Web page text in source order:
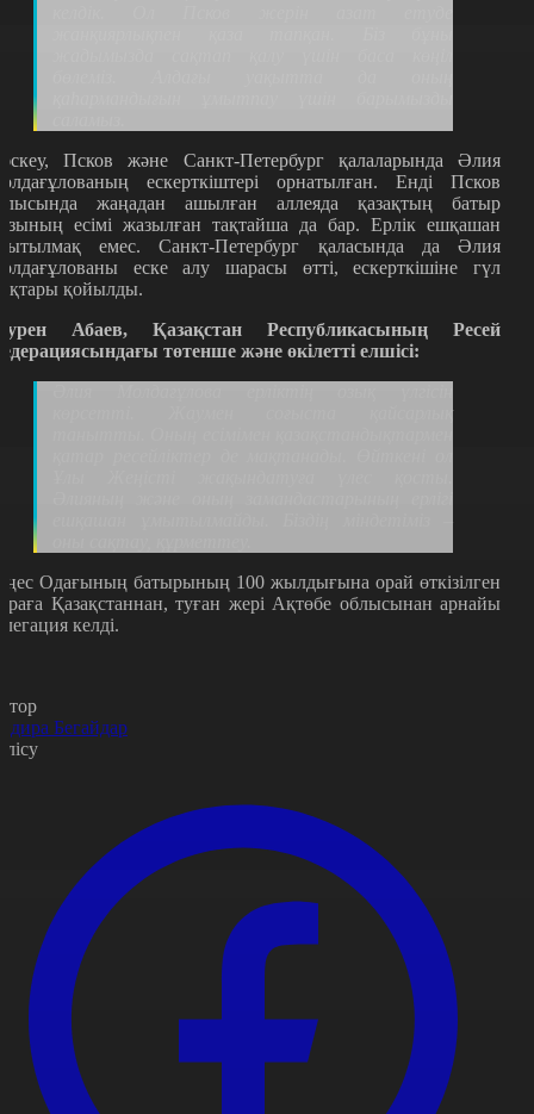
Псков және Санкт-Петербург қалаларында Әлия
ескерткіштері орнатылған. Енді Псков
жаңадан ашылған аллеяда қазақтың батыр
есімі жазылған тақтайша да бар. Ерлік ешқашан
емес. Санкт-Петербург қаласында да Әлия
еске алу шарасы өтті, ескерткішіне гүл
қойылды.
Абаев, Қазақстан Республикасының Ресей
төтенше және өкілетті елшісі:
Одағының батырының 100 жылдығына орай өткізілген
Қазақстаннан, туған жері Ақтөбе облысынан арнайы
келді.
Бегайдар